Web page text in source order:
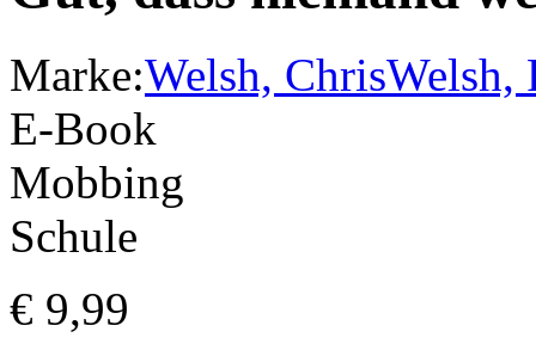
Marke:Welsh, ChrisWelsh,
E-Book
Mobbing
Schule
€ 9,99